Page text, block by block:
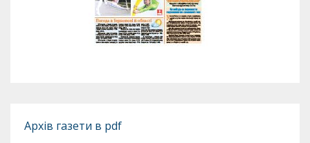
Архів газети в pdf